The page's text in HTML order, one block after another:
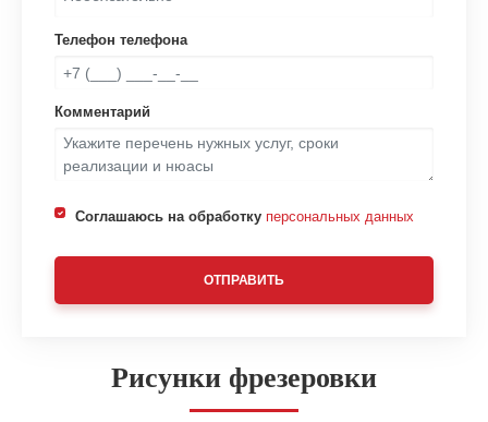
Телефон телефона
Комментарий
Соглашаюсь на обработку персональных данных
ОТПРАВИТЬ
Рисунки фрезеровки